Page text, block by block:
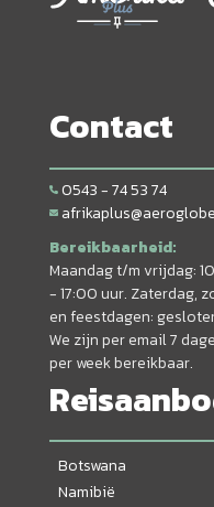
Contact
0543 - 74 53 74
Bereikbaarheid:
Maandag t/m vrijdag:
- 17:00 uur. Zaterdag,
en feestdagen:
We zijn per email 7
per week bereikbaar.
Botswana
Namibië